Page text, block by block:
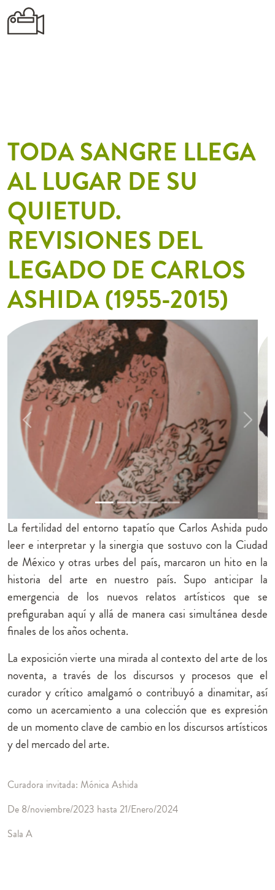
TODA SANGRE LLEGA
AL LUGAR DE SU
QUIETUD.
REVISIONES DEL
LEGADO DE CARLOS
ASHIDA (1955-2015)
Previous Next
La fertilidad del entorno tapatío que Carlos Ashida pudo
leer e interpretar y la sinergia que sostuvo con la Ciudad
de México y otras urbes del país, marcaron un hito en la
historia del arte en nuestro país. Supo anticipar la
emergencia de los nuevos relatos artísticos que se
prefiguraban aquí y allá de manera casi simultánea desde
finales de los años ochenta.
La exposición vierte una mirada al contexto del arte de los
noventa, a través de los discursos y procesos que el
curador y crítico amalgamó o contribuyó a dinamitar, así
como un acercamiento a una colección que es expresión
de un momento clave de cambio en los discursos artísticos
y del mercado del arte.
Curadora invitada: Mónica Ashida
De 8/noviembre/2023 hasta 21/Enero/2024
Sala A